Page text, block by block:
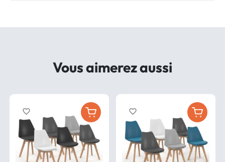
Vous aimerez aussi
favorite_border favorite_border